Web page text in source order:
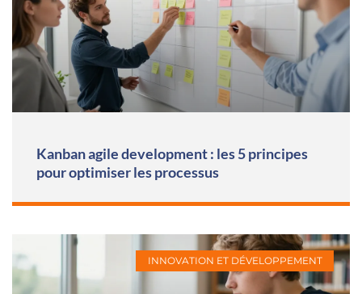
Kanban agile development : les 5 principes
pour optimiser les processus
INNOVATION ET DÉVELOPPEMENT